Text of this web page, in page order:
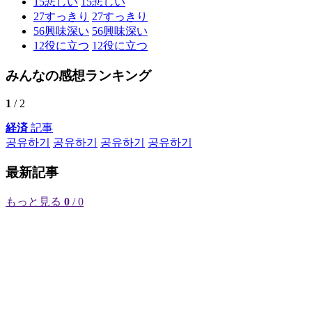
27すっきり 27すっきり
56興味深い 56興味深い
12役に立つ 12役に立つ
みんなの感想ランキング
1 / 2
経済記事
공유하기
공유하기 공유하기 공유하기
最新記事
もっと見る 0 / 0